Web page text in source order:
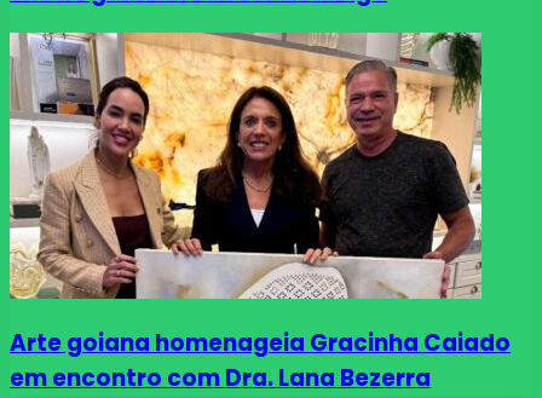
Arte goiana homenageia Gracinha Caiado
em encontro com Dra. Lana Bezerra